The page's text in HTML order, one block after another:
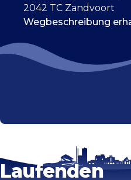
2042 TC Zandvoort
Wegbeschreibung
Bleib auf dem
Laufenden